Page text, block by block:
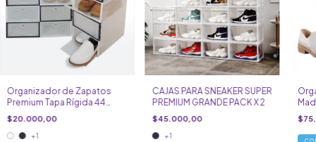
Organizador de Zapatos
Premium Tapa Rígida 44
Pack x 6
$20.000,00
+1
CAJAS PARA SNEAKER SUPER
PREMIUM GRANDE PACK X 2
$45.000,00
+1